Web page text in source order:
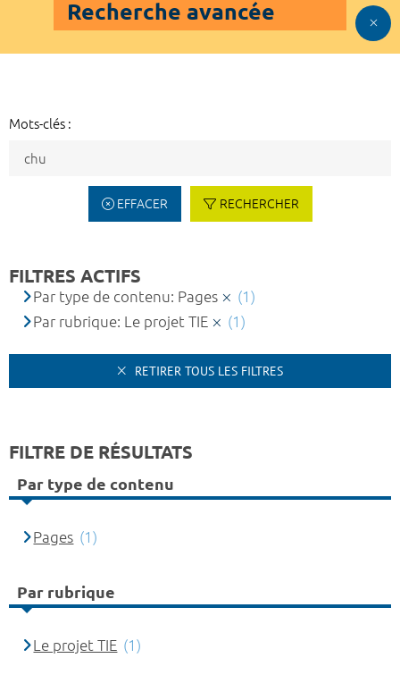
Recherche avancée
Mots-clés :
EFFACER RECHERCHER
FILTRES ACTIFS
Par type de contenu: Pages
(1)
Par rubrique: Le projet TIE
(1)
RETIRER TOUS LES FILTRES
FILTRE DE RÉSULTATS
Par type de contenu
Pages (1)
Par rubrique
Le projet TIE (1)